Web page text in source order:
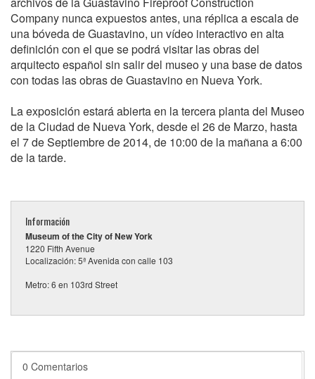
Company nunca expuestos antes, una réplica a escala de
una bóveda de Guastavino, un vídeo interactivo en alta
definición con el que se podrá visitar las obras del
arquitecto español sin salir del museo y una base de datos
con todas las obras de Guastavino en Nueva York.
La exposición estará abierta en la tercera planta del Museo
de la Ciudad de Nueva York, desde el 26 de Marzo, hasta
el 7 de Septiembre de 2014, de 10:00 de la mañana a 6:00
de la tarde.
Información
Museum of the City of New York
1220 Fifth Avenue
Localización: 5ª Avenida con calle 103
Metro: 6 en 103rd Street
0 Comentarios